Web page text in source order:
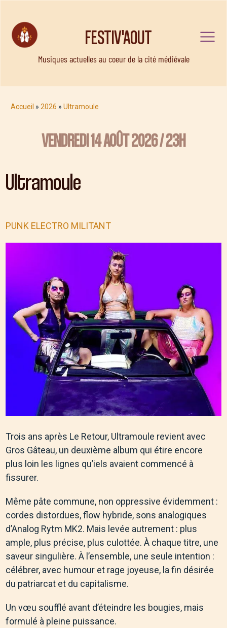
FESTIV'AOUT
Musiques actuelles au coeur de la cité médiévale
Accueil » 2026 » Ultramoule
VENDREDI 14 AOÛT 2026 / 23H
Ultramoule
PUNK ELECTRO MILITANT
Trois ans après Le Retour, Ultramoule revient avec
Gros Gâteau, un deuxième album qui étire encore
plus loin les lignes qu’iels avaient commencé à
fissurer.
Même pâte commune, non oppressive évidemment :
cordes distordues, flow hybride, sons analogiques
d’Analog Rytm MK2. Mais levée autrement : plus
ample, plus précise, plus culottée. À chaque titre, une
saveur singulière. À l’ensemble, une seule intention :
célébrer, avec humour et rage joyeuse, la fin désirée
du patriarcat et du capitalisme.
Un vœu soufflé avant d’éteindre les bougies, mais
formulé à pleine puissance.